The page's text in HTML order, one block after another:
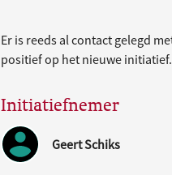
Er is reeds al contact gelegd
positief op het nieuwe initiatief.
Initiatiefnemer
Geert Schiks